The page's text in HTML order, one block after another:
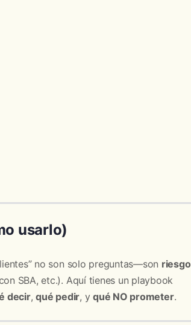
usarlo)
no son solo preguntas—son riesgo
SBA, etc.). Aquí tienes un playbook
decir,qué pedir, yqué NO prometer.